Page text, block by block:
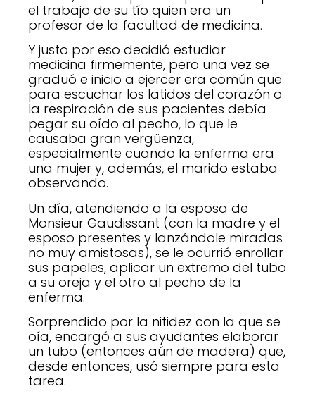
el trabajo de su tío quien era un
profesor de la facultad de medicina.
Y justo por eso decidió estudiar
medicina firmemente, pero una vez se
graduó e inicio a ejercer era común que
para escuchar los latidos del corazón o
la respiración de sus pacientes debía
pegar su oído al pecho, lo que le
causaba gran vergüenza,
especialmente cuando la enferma era
una mujer y, además, el marido estaba
observando.
Un día, atendiendo a la esposa de
Monsieur Gaudissant (con la madre y el
esposo presentes y lanzándole miradas
no muy amistosas), se le ocurrió enrollar
sus papeles, aplicar un extremo del tubo
a su oreja y el otro al pecho de la
enferma.
Sorprendido por la nitidez con la que se
oía, encargó a sus ayudantes elaborar
un tubo (entonces aún de madera) que,
desde entonces, usó siempre para esta
tarea.